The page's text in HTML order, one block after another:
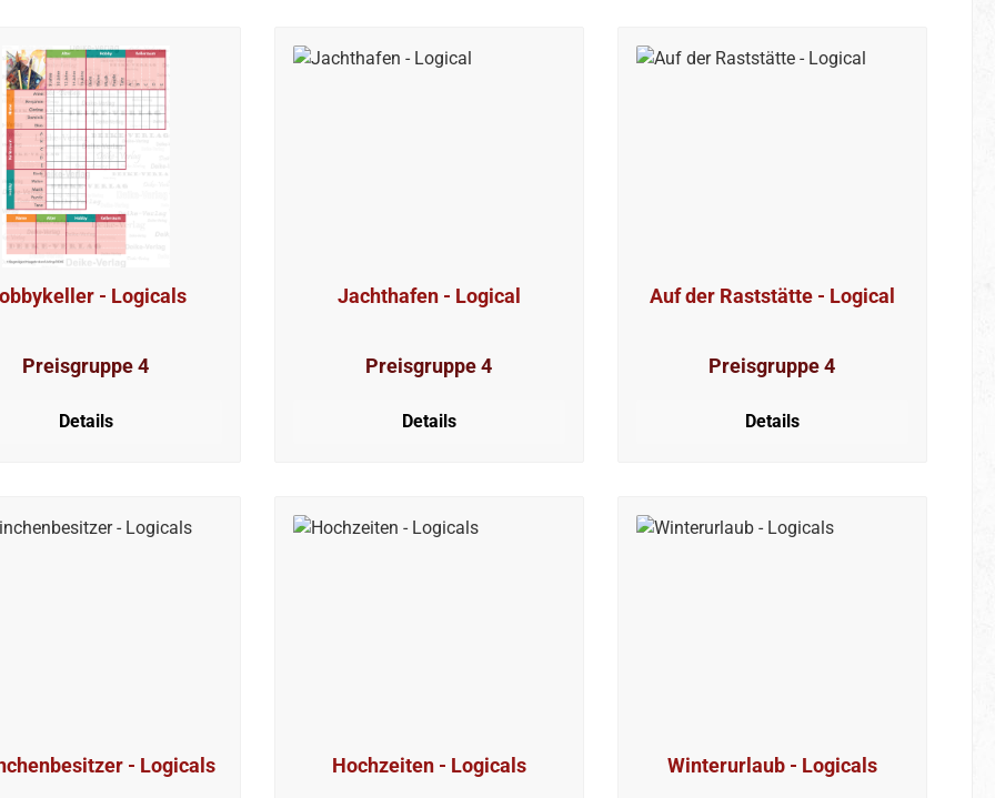
- Logicals
Preisgruppe 4
Details
Jachthafen - Logical
Preisgruppe 4
Details
Auf der Raststätte - Logical
Preisgruppe 4
Details
- Logicals Hochzeiten - Logicals Winterurlaub - Logicals